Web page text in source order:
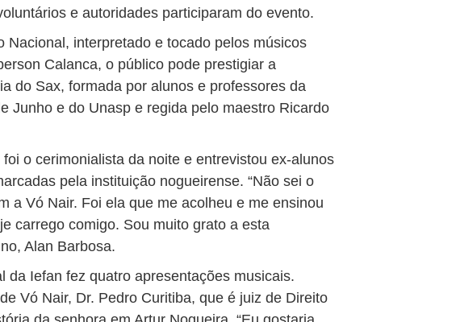
e autoridades participaram do evento.
Nacional, interpretado e tocado pelos músicos
Calanca, o público pode prestigiar a
do Sax, formada por alunos e professores da
Junho e do Unasp e regida pelo maestro Ricardo
o cerimonialista da noite e entrevistou ex-alunos
pela instituição nogueirense. “Não sei o
a Vó Nair. Foi ela que me acolheu e me ensinou
carrego comigo. Sou muito grato a esta
Alan Barbosa.
da Iefan fez quatro apresentações musicais.
Vó Nair, Dr. Pedro Curitiba, que é juiz de Direito